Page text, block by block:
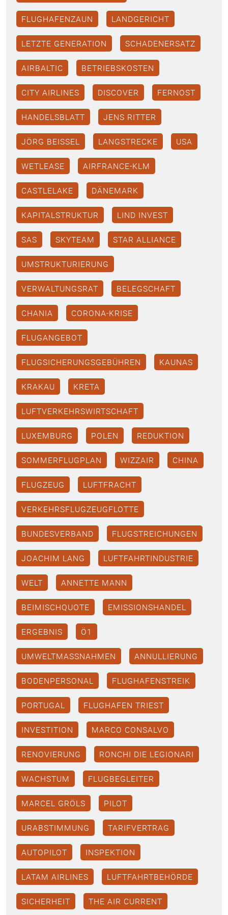
FLUGHAFENZAUN LANDGERICHT
LETZTE GENERATION SCHADENERSATZ
AIRBALTIC BETRIEBSKOSTEN
CITY AIRLINES DISCOVER FERNOST
HANDELSBLATT JENS RITTER
JÖRG BEISSEL LANGSTRECKE USA
WETLEASE AIRFRANCE-KLM
CASTLELAKE DÄNEMARK
KAPITALSTRUKTUR LIND INVEST
SAS SKYTEAM STAR ALLIANCE
UMSTRUKTURIERUNG
VERWALTUNGSRAT BELEGSCHAFT
CHANIA CORONA-KRISE
FLUGANGEBOT
FLUGSICHERUNGSGEBÜHREN KAUNAS
KRAKAU KRETA
LUFTVERKEHRSWIRTSCHAFT
LUXEMBURG POLEN REDUKTION
SOMMERFLUGPLAN WIZZAIR CHINA
FLUGZEUG LUFTFRACHT
VERKEHRSFLUGZEUGFLOTTE
BUNDESVERBAND FLUGSTREICHUNGEN
JOACHIM LANG LUFTFAHRTINDUSTRIE
WELT ANNETTE MANN
BEIMISCHQUOTE EMISSIONSHANDEL
ERGEBNIS Ö1
UMWELTMASSNAHMEN ANNULLIERUNG
BODENPERSONAL FLUGHAFENSTREIK
PORTUGAL FLUGHAFEN TRIEST
INVESTITION MARCO CONSALVO
RENOVIERUNG RONCHI DIE LEGIONARI
WACHSTUM FLUGBEGLEITER
MARCEL GRÖLS PILOT
URABSTIMMUNG TARIFVERTRAG
AUTOPILOT INSPEKTION
LATAM AIRLINES LUFTFAHRTBEHÖRDE
SICHERHEIT THE AIR CURRENT